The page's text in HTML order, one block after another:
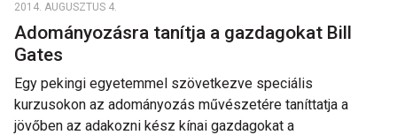
2014. AUGUSZTUS 4.
Adományozásra tanítja a gazdagokat Bill
Gates
Egy pekingi egyetemmel szövetkezve speciális
kurzusokon az adományozás művészetére taníttatja a
jövőben az adakozni kész kínai gazdagokat a